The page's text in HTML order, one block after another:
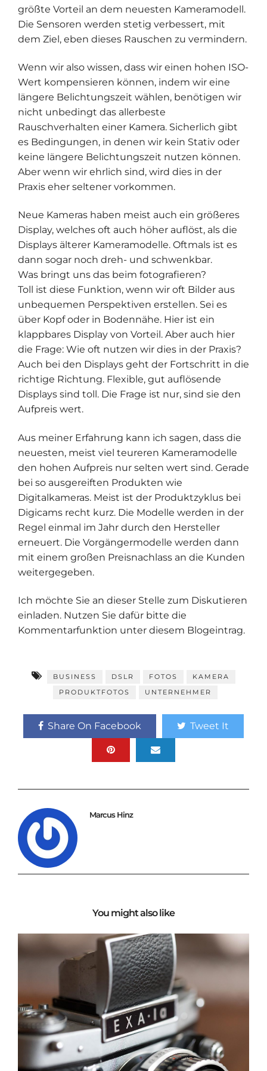
größte Vorteil an dem neuesten Kameramodell.
Die Sensoren werden stetig verbessert, mit
dem Ziel, eben dieses Rauschen zu vermindern.
Wenn wir also wissen, dass wir einen hohen ISO-
Wert kompensieren können, indem wir eine
längere Belichtungszeit wählen, benötigen wir
nicht unbedingt das allerbeste
Rauschverhalten einer Kamera. Sicherlich gibt
es Bedingungen, in denen wir kein Stativ oder
keine längere Belichtungszeit nutzen können.
Aber wenn wir ehrlich sind, wird dies in der
Praxis eher seltener vorkommen.
Neue Kameras haben meist auch ein größeres
Display, welches oft auch höher auflöst, als die
Displays älterer Kameramodelle. Oftmals ist es
dann sogar noch dreh- und schwenkbar.
Was bringt uns das beim fotografieren?
Toll ist diese Funktion, wenn wir oft Bilder aus
unbequemen Perspektiven erstellen. Sei es
über Kopf oder in Bodennähe. Hier ist ein
klappbares Display von Vorteil. Aber auch hier
die Frage: Wie oft nutzen wir dies in der Praxis?
Auch bei den Displays geht der Fortschritt in die
richtige Richtung. Flexible, gut auflösende
Displays sind toll. Die Frage ist nur, sind sie den
Aufpreis wert.
Aus meiner Erfahrung kann ich sagen, dass die
neuesten, meist viel teureren Kameramodelle
den hohen Aufpreis nur selten wert sind. Gerade
bei so ausgereiften Produkten wie
Digitalkameras. Meist ist der Produktzyklus bei
Digicams recht kurz. Die Modelle werden in der
Regel einmal im Jahr durch den Hersteller
erneuert. Die Vorgängermodelle werden dann
mit einem großen Preisnachlass an die Kunden
weitergegeben.
Ich möchte Sie an dieser Stelle zum Diskutieren
einladen. Nutzen Sie dafür bitte die
Kommentarfunktion unter diesem Blogeintrag.
BUSINESS DSLR FOTOS
KAMERA
PRODUKTFOTOS
UNTERNEHMER
Share On Facebook Tweet It
Marcus Hinz
You might also like